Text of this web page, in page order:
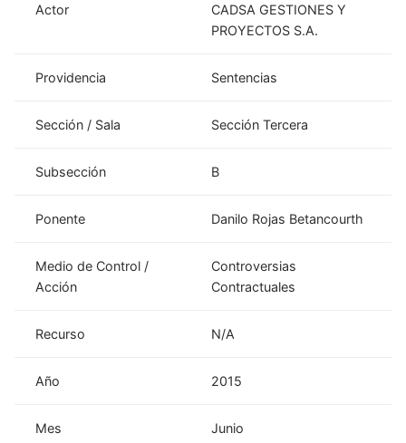
Actor
CADSA GESTIONES Y
PROYECTOS S.A.
Providencia Sentencias
Sección / Sala Sección Tercera
Subsección B
Ponente Danilo Rojas Betancourth
Medio de Control /
Acción
Controversias
Contractuales
Recurso N/A
Año 2015
Mes Junio